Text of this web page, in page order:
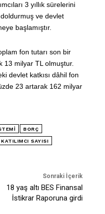
3 yıllık sürelerini
doldurmuş ve devlet
başlamıştır.
fon tutarı son bir
13 milyar TL olmuştur.
devlet katkısı dâhil fon
23 artarak 162 milyar
BORÇ
KATILIMCI SAYISI
Sonraki İçerik
18 yaş altı BES Finansal
İstikrar Raporuna girdi